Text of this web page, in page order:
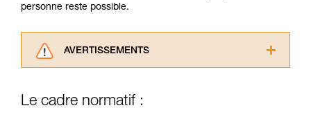
personne reste possible.
AVERTISSEMENTS
consulter. Vous devez avoir compris les
Le cadre normatif :